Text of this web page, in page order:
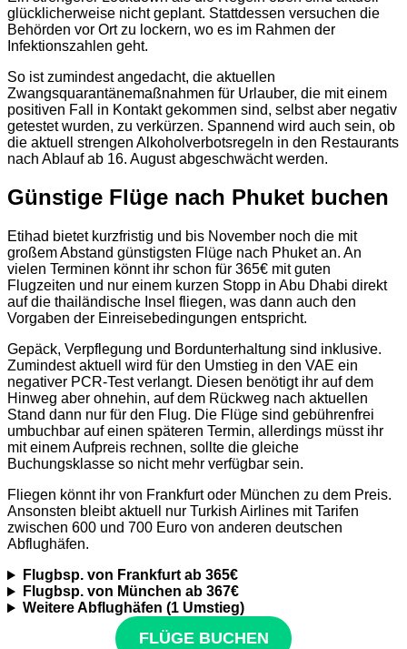
glücklicherweise nicht geplant. Stattdessen versuchen die
Behörden vor Ort zu lockern, wo es im Rahmen der
Infektionszahlen geht.
So ist zumindest angedacht, die aktuellen
Zwangsquarantänemaßnahmen für Urlauber, die mit einem
positiven Fall in Kontakt gekommen sind, selbst aber negativ
getestet wurden, zu verkürzen. Spannend wird auch sein, ob
die aktuell strengen Alkoholverbotsregeln in den Restaurants
nach Ablauf ab 16. August abgeschwächt werden.
Günstige Flüge nach Phuket buchen
Etihad bietet kurzfristig und bis November noch die mit
großem Abstand günstigsten Flüge nach Phuket an. An
vielen Terminen könnt ihr schon für 365€ mit guten
Flugzeiten und nur einem kurzen Stopp in Abu Dhabi direkt
auf die thailändische Insel fliegen, was dann auch den
Vorgaben der Einreisebedingungen entspricht.
Gepäck, Verpflegung und Bordunterhaltung sind inklusive.
Zumindest aktuell wird für den Umstieg in den VAE ein
negativer PCR-Test verlangt. Diesen benötigt ihr auf dem
Hinweg aber ohnehin, auf dem Rückweg nach aktuellen
Stand dann nur für den Flug. Die Flüge sind gebührenfrei
umbuchbar auf einen späteren Termin, allerdings müsst ihr
mit einem Aufpreis rechnen, sollte die gleiche
Buchungsklasse so nicht mehr verfügbar sein.
Fliegen könnt ihr von Frankfurt oder München zu dem Preis.
Ansonsten bleibt aktuell nur Turkish Airlines mit Tarifen
zwischen 600 und 700 Euro von anderen deutschen
Abflughäfen.
Flugbsp. von Frankfurt ab 365€
Flugbsp. von München ab 367€
Weitere Abflughäfen (1 Umstieg)
FLÜGE BUCHEN